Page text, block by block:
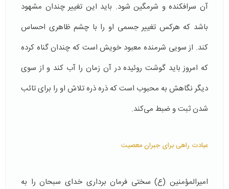
آن سرافكنده و شرمگین‌ ‌شود. باید این تغییر چندان مشهود
باشد كه هركس تغییر جسمی او را با چشم ظاهری احساس
كند. از سویی شرمنده‌ معبود خویش است كه چندان گناه كرده
كه امروز باید گوشت روئیده در آن زمان را آب كند و از سوی
دیگر نگاهش به محبوب است كه ذره ذره تلاش او را برای تائب
شدن ثبت و ضبط می‌كند.
عبادت راهی برای جبران معصیت
امیرالمؤمنین (ع) سختی فرمان‌ برداری خدای سبحان را به